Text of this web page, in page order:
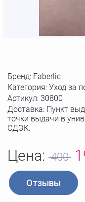
Бренд: Faberlic
Категория: Уход за
Артикул: 30800
Доставка: Пункт
точки выдачи в
СДЭК.
Цена: 400
Отзывы